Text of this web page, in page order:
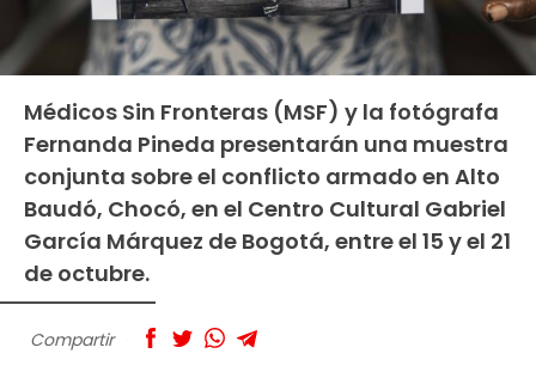
Médicos Sin Fronteras (MSF) y la fotógrafa
Fernanda Pineda presentarán una muestra
conjunta sobre el conflicto armado en Alto
Baudó, Chocó, en el Centro Cultural Gabriel
García Márquez de Bogotá, entre el 15 y el 21
de octubre.
Compartir